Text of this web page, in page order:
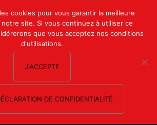
Mon compte
Nous contacter
cookies pour vous garantir la meilleure
site. Si vous continuez à utiliser ce
que vous acceptez nos conditions
d'utilisations.
J'ACCEPTE
DE CONFIDENTIALITÉ